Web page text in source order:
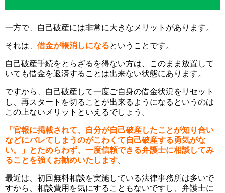
一方で、自己破産には非常に大きなメリットがあります。
それは、 借金が帳消しになるということです。
自己破産手続をとらざるを得ない方は、このまま放置して
いても借金を返済することは出来ない状態にあります。
ですから、自己破産して一度ご自身の借金状況をリセット
し、再スタートを切ることが出来るようになるというのは
この上ないメリットといえるでしょう。
「官報に掲載されて、自分が自己破産したことが知り合い
などにバレてしまうのがこわくて自己破産する勇気がな
い。」とためらわず、一度信頼できる弁護士に相談してみ
ることを強くお勧めいたします。
最近は、初回無料相談を実施している法律事務所は多いで
すから、相談費用を気にすることもないですし、弁護士に